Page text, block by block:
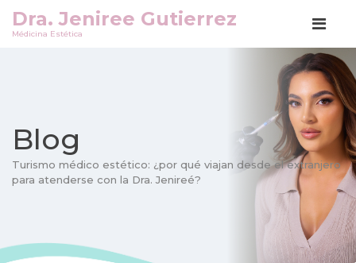
Dra. Jeniree Gutierrez
Médicina Estética
Blog
Turismo médico estético: ¿por qué viajan desde el extranjero
para atenderse con la Dra. Jenireé?